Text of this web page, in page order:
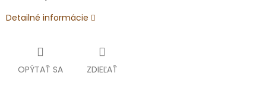
Detailné informácie
OPÝTAŤ SA ZDIEĽAŤ